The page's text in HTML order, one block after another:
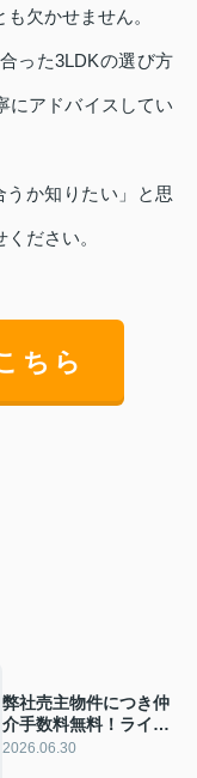
欠かせません。
った3LDKの選び方
にアドバイスしてい
うか知りたい」と思
ださい。
ちら
弊社売主物件につき仲
介手数料無料！ライオ
ンズマンション伏見４
2026.06.30